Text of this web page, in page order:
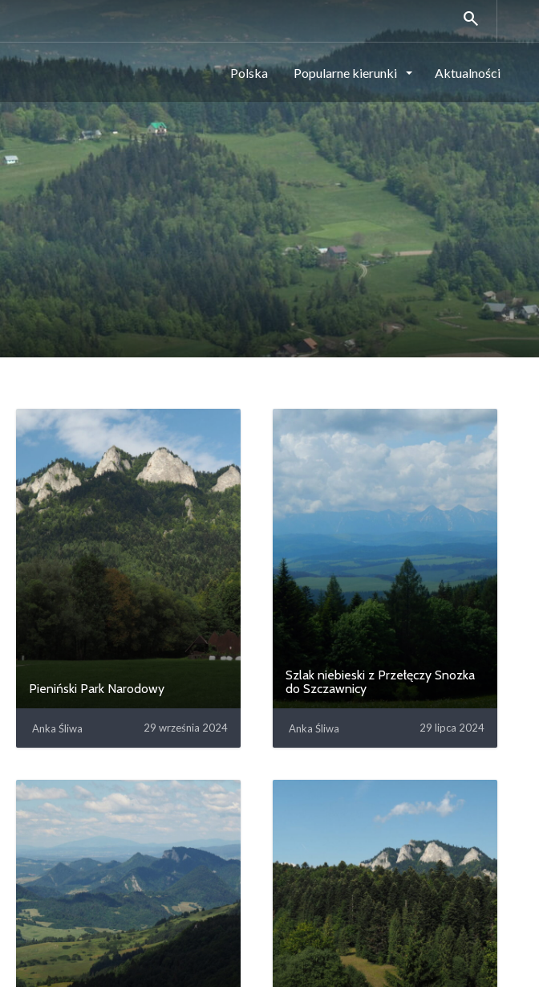
search
Polska Popularne kierunki Aktualności
Pieniński Park Narodowy
Anka Śliwa 29 września 2024
Szlak niebieski z Przełęczy Snozka
do Szczawnicy
Anka Śliwa 29 lipca 2024